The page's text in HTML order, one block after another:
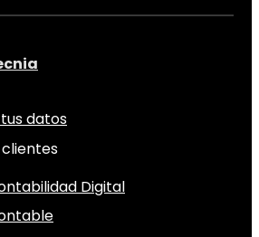
datos
Digital